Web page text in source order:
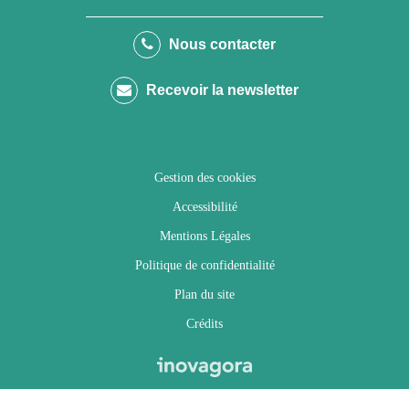
le
Facebook
le
Twitter
le
Instagram
Youtube
Nous contacter
Recevoir la newsletter
Gestion des cookies
Accessibilité
Mentions Légales
Politique de confidentialité
Plan du site
Crédits